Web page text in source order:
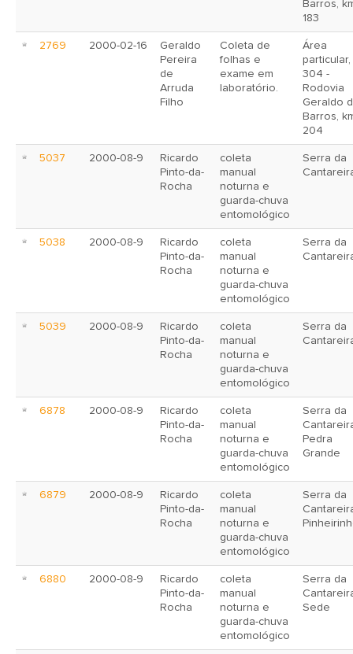
Barros,
183
2769 2000-02-16
Geraldo
Pereira
de
Arruda
Filho
Coleta de
folhas e
exame em
laboratório.
Área
particular,
304 -
Rodovia
Geraldo
Barros,
204
5037 2000-08-9
Ricardo
Pinto-da-
Rocha
coleta
manual
noturna e
guarda-chuva
entomológico
Serra da
5038 2000-08-9
Ricardo
Pinto-da-
Rocha
coleta
manual
noturna e
guarda-chuva
entomológico
Serra da
5039 2000-08-9
Ricardo
Pinto-da-
Rocha
coleta
manual
noturna e
guarda-chuva
entomológico
Serra da
6878 2000-08-9
Ricardo
Pinto-da-
Rocha
coleta
manual
noturna e
guarda-chuva
entomológico
Serra da
Pedra
Grande
6879 2000-08-9
Ricardo
Pinto-da-
Rocha
coleta
manual
noturna e
guarda-chuva
entomológico
Serra da
6880 2000-08-9
Ricardo
Pinto-da-
Rocha
coleta
manual
noturna e
guarda-chuva
entomológico
Serra da
Sede